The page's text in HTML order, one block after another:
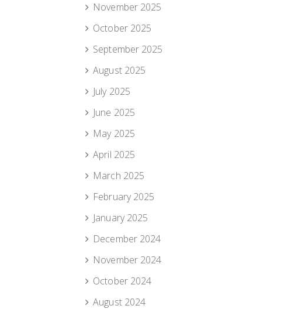
November 2025
October 2025
September 2025
August 2025
July 2025
June 2025
May 2025
April 2025
March 2025
February 2025
January 2025
December 2024
November 2024
October 2024
August 2024